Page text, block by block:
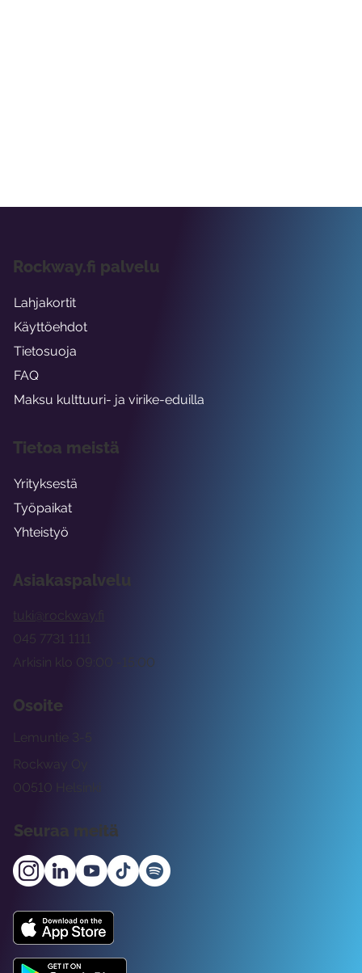
Asiakaspalvelu
tuki@rockway.fi
Arkisin klo 09:00 -15:00
045 7731 1111
Osoite
Rockway Oy
Lemuntie 3-5
00510 Helsinki
Seuraa meitä
Rockway.fi palvelu
Lahjakortit
Käyttöehdot
Tietosuoja
FAQ
Maksu kulttuuri- ja virike-eduilla
Tietoa meistä
Yrityksestä
Työpaikat
Yhteistyö